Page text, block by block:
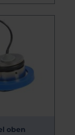
oben